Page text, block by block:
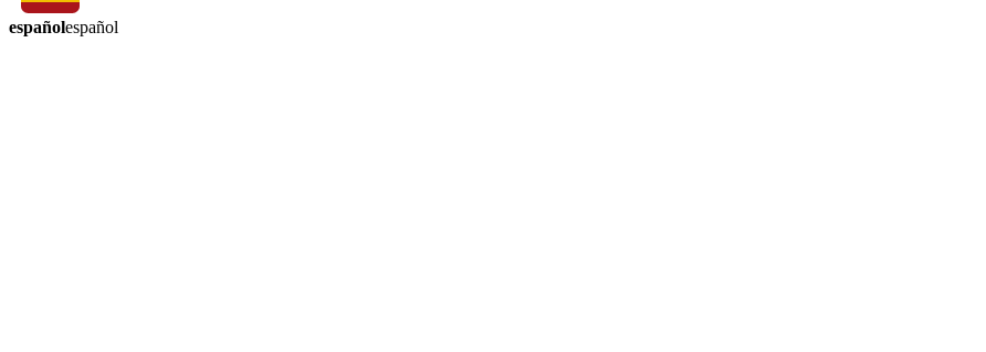
españolespañol